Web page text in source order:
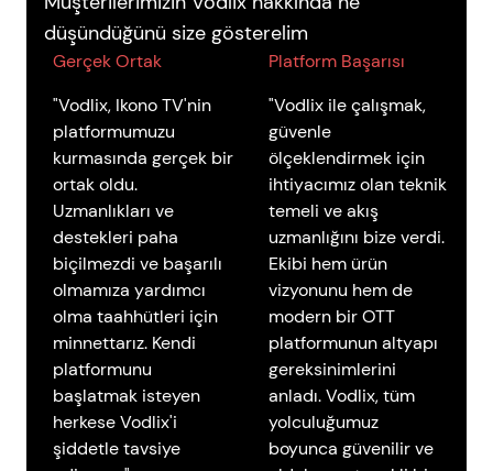
düşündüğünü size gösterelim
Gerçek Ortak
"Vodlix, Ikono TV'nin
platformumuzu
kurmasında gerçek bir
ortak oldu.
Uzmanlıkları ve
destekleri paha
biçilmezdi ve başarılı
olmamıza yardımcı
olma taahhütleri için
minnettarız. Kendi
platformunu
başlatmak isteyen
herkese Vodlix'i
şiddetle tavsiye
Platform Başarısı
"Vodlix ile çalışmak,
güvenle
ölçeklendirmek için
ihtiyacımız olan teknik
temeli ve akış
uzmanlığını bize verdi.
Ekibi hem ürün
vizyonunu hem de
modern bir OTT
platformunun altyapı
gereksinimlerini
anladı. Vodlix, tüm
yolculuğumuz
boyunca güvenilir ve